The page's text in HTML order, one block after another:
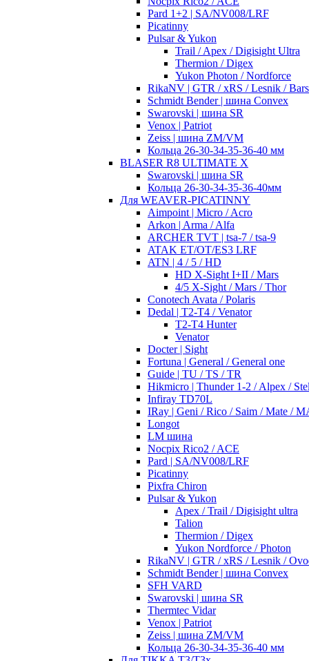
Pard 1+2 | SA/NV008/LRF
Picatinny
Pulsar & Yukon
Trail / Apex / Digisight Ultra
Thermion / Digex
Yukon Photon / Nordforce
RikaNV | GTR / xRS / Lesnik /
Schmidt Bender | шина Convex
Swarovski | шина SR
Venox | Patriot
Zeiss | шина ZM/VM
Кольца 26-30-34-35-36-40 мм
BLASER R8 ULTIMATE X
Swarovski | шина SR
Кольца 26-30-34-35-36-40мм
Для WEAVER-PICATINNY
Aimpoint | Micro / Acro
Arkon | Arma / Alfa
ARCHER TVT | tsa-7 / tsa-9
ATAK ET/OT/ES3 LRF
ATN | 4 / 5 / HD
HD X-Sight I+II / Mars
4/5 X-Sight / Mars / Thor
Conotech Avata / Polaris
Dedal | T2-T4 / Venator
T2-T4 Hunter
Venator
Docter | Sight
Fortuna | General / General one
Guide | TU / TS / TR
Hikmicro | Thunder 1-2 / Alpex /
Infiray TD70L
IRay | Geni / Rico / Saim / Mate /
Longot
LM шина
Nocpix Rico2 / ACE
Pard | SA/NV008/LRF
Picatinny
Pixfra Chiron
Pulsar & Yukon
Apex / Trail / Digisight ultra
Talion
Thermion / Digex
Yukon Nordforce / Photon
RikaNV | GTR / xRS / Lesnik /
Schmidt Bender | шина Convex
SFH VARD
Swarovski | шина SR
Thermtec Vidar
Venox | Patriot
Zeiss | шина ZM/VM
Кольца 26-30-34-35-36-40 мм